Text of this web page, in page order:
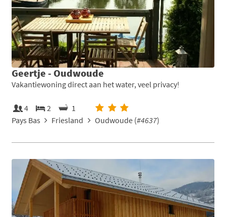
Geertje - Oudwoude
Vakantiewoning direct aan het water, veel privacy!
4 2
1
Pays Bas
Friesland Oudwoude (#4637)